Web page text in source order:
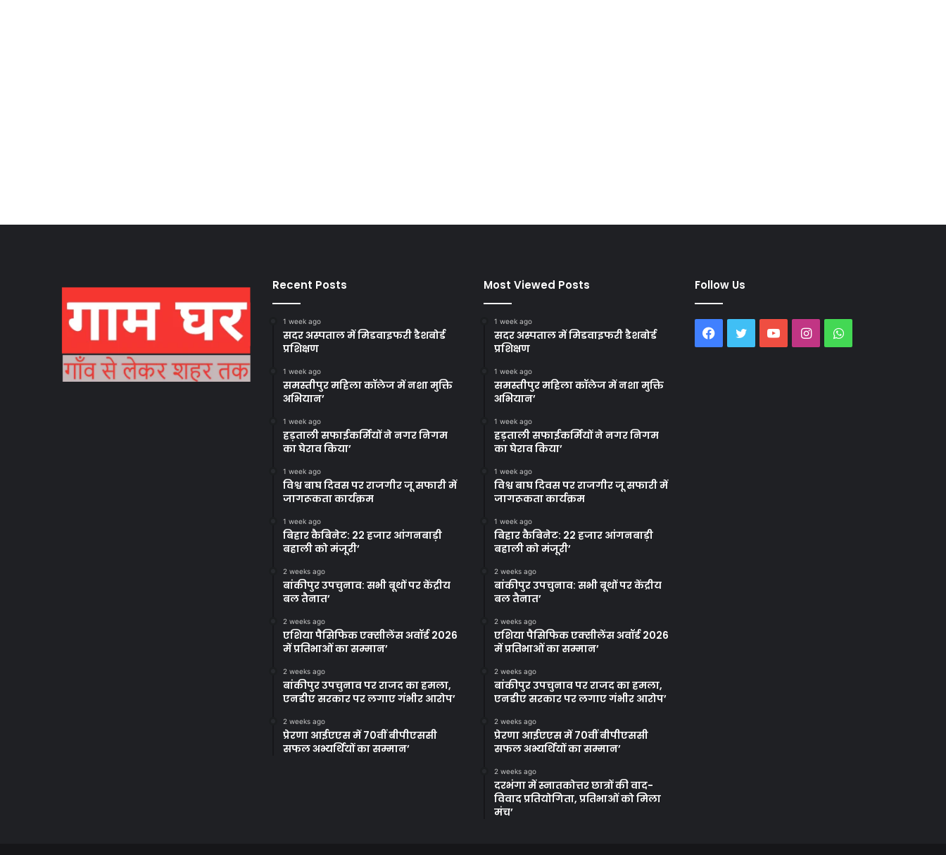
Recent Posts
1 week ago
सदर अस्पताल में मिडवाइफरी डैशबोर्ड
प्रशिक्षण
1 week ago
समस्तीपुर महिला कॉलेज में नशा मुक्ति
अभियान’
1 week ago
हड़ताली सफाईकर्मियों ने नगर निगम
का घेराव किया’
1 week ago
विश्व बाघ दिवस पर राजगीर जू सफारी में
जागरूकता कार्यक्रम
1 week ago
बिहार कैबिनेट: 22 हजार आंगनबाड़ी
बहाली को मंजूरी’
2 weeks ago
बांकीपुर उपचुनाव: सभी बूथों पर केंद्रीय
बल तैनात’
2 weeks ago
एशिया पैसिफिक एक्सीलेंस अवॉर्ड 2026
में प्रतिभाओं का सम्मान’
2 weeks ago
बांकीपुर उपचुनाव पर राजद का हमला,
एनडीए सरकार पर लगाए गंभीर आरोप’
2 weeks ago
प्रेरणा आईएएस में 70वीं बीपीएससी
सफल अभ्यर्थियों का सम्मान’
Most Viewed Posts
1 week ago
सदर अस्पताल में मिडवाइफरी डैशबोर्ड
प्रशिक्षण
1 week ago
समस्तीपुर महिला कॉलेज में नशा मुक्ति
अभियान’
1 week ago
हड़ताली सफाईकर्मियों ने नगर निगम
का घेराव किया’
1 week ago
विश्व बाघ दिवस पर राजगीर जू सफारी में
जागरूकता कार्यक्रम
1 week ago
बिहार कैबिनेट: 22 हजार आंगनबाड़ी
बहाली को मंजूरी’
2 weeks ago
बांकीपुर उपचुनाव: सभी बूथों पर केंद्रीय
बल तैनात’
2 weeks ago
एशिया पैसिफिक एक्सीलेंस अवॉर्ड 2026
में प्रतिभाओं का सम्मान’
2 weeks ago
बांकीपुर उपचुनाव पर राजद का हमला,
एनडीए सरकार पर लगाए गंभीर आरोप’
2 weeks ago
प्रेरणा आईएएस में 70वीं बीपीएससी
सफल अभ्यर्थियों का सम्मान’
2 weeks ago
दरभंगा में स्नातकोत्तर छात्रों की वाद-
विवाद प्रतियोगिता, प्रतिभाओं को मिला
मंच’
Follow Us
Facebook
TwitterYouTubeInstagramWhatsApp